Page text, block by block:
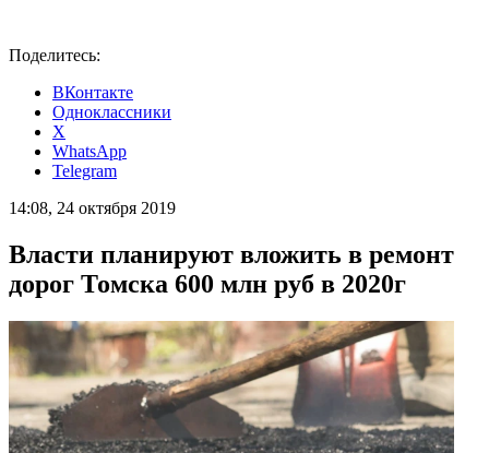
Поделитесь:
ВКонтакте
Одноклассники
X
WhatsApp
Telegram
14:08, 24 октября 2019
Власти планируют вложить в ремонт
дорог Томска 600 млн руб в 2020г